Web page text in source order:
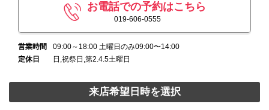
お電話での予約はこちら
019-606-0555
営業時間
09:00～18:00 土曜日のみ09:00〜14:00
定休日
日,祝祭日,第2.4.5土曜日
来店希望日時を選択